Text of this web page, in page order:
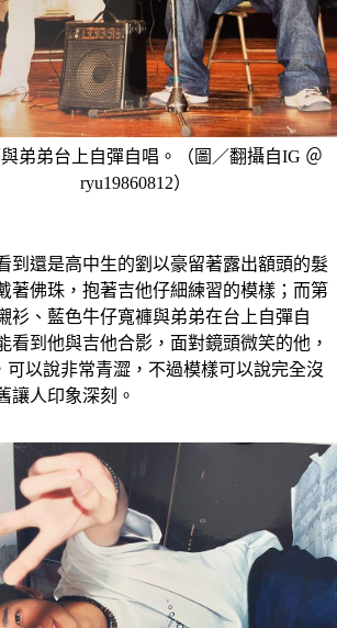
弟弟台上自彈自唱。（圖／翻攝自IG ＠
ryu19860812）
到還是高中生的劉以豪留著露出額頭的髮
著佛珠，抱著吉他仔細練習的模樣；而第
衫、藍色牛仔寬褲與弟弟在台上自彈自
看到他與吉他合影，面對鏡頭微笑的他，
以說非常青澀，不過模樣可以說完全沒
讓人印象深刻。